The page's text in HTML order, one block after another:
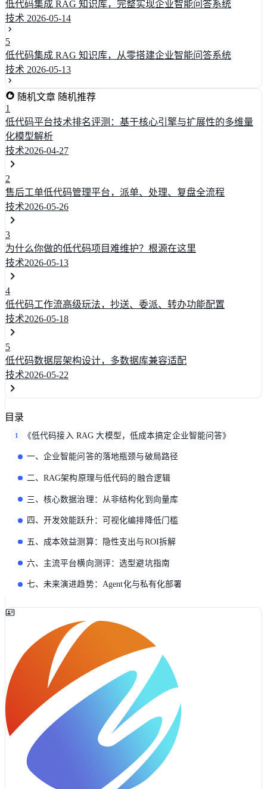
低代码集成 RAG 知识库，完整实现企业智能问答系统
技术 2026-05-14
5
低代码集成 RAG 知识库，从零搭建企业智能问答系统
技术 2026-05-13
随机文章 随机推荐
1
低代码平台技术排名评测：基于核心引擎与扩展性的多维量
化模型解析
技术2026-04-27
2
售后工单低代码管理平台，派单、处理、复盘全流程
技术2026-05-26
3
为什么你做的低代码项目难维护？根源在这里
技术2026-05-13
4
低代码工作流高级玩法，抄送、委派、转办功能配置
技术2026-05-18
5
低代码数据层架构设计，多数据库兼容适配
技术2026-05-22
目录
1 《低代码接入 RAG 大模型，低成本搞定企业智能问答》
一、企业智能问答的落地瓶颈与破局路径
二、RAG架构原理与低代码的融合逻辑
三、核心数据治理：从非结构化到向量库
四、开发效能跃升：可视化编排降低门槛
五、成本效益测算：隐性支出与ROI拆解
六、主流平台横向测评：选型避坑指南
七、未来演进趋势：Agent化与私有化部署